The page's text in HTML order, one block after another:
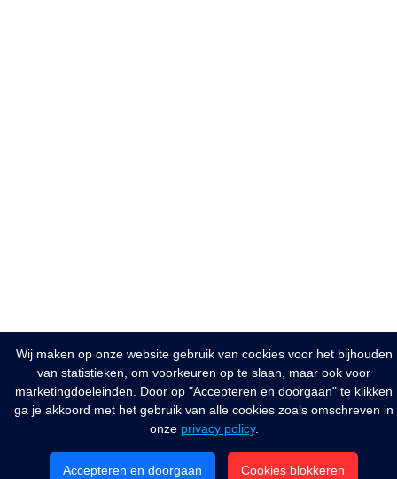
Wij maken op onze website gebruik van cookies voor het bijhouden
van statistieken, om voorkeuren op te slaan, maar ook voor
marketingdoeleinden. Door op "Accepteren en doorgaan" te klikken
ga je akkoord met het gebruik van alle cookies zoals omschreven in
onze privacy policy.
Accepteren en doorgaan Cookies blokkeren